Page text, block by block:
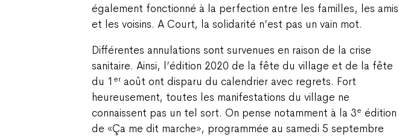
également fonctionné à la perfection entre les familles, les amis
et les voisins. A Court, la solidarité n’est pas un vain mot.
Différentes annulations sont survenues en raison de la crise
sanitaire. Ainsi, l’édition 2020 de la fête du village et de la fête
du 1 er août ont disparu du calendrier avec regrets. Fort
heureusement, toutes les manifestations du village ne
connaissent pas un tel sort. On pense notamment à la 3e édition
de «Ça me dit marche», programmée au samedi 5 septembre